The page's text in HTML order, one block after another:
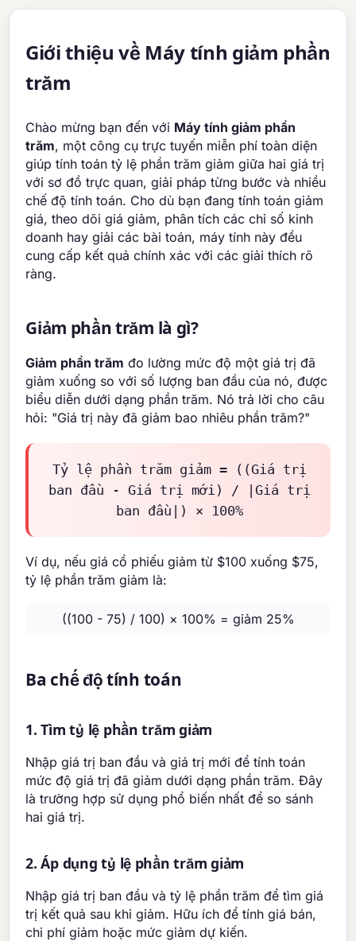
Giới thiệu về Máy tính giảm phần
trăm
Chào mừng bạn đến với Máy tính giảm phần
trăm, một công cụ trực tuyến miễn phí toàn diện
giúp tính toán tỷ lệ phần trăm giảm giữa hai giá trị
với sơ đồ trực quan, giải pháp từng bước và nhiều
chế độ tính toán. Cho dù bạn đang tính toán giảm
giá, theo dõi giá giảm, phân tích các chỉ số kinh
doanh hay giải các bài toán, máy tính này đều
cung cấp kết quả chính xác với các giải thích rõ
ràng.
Giảm phần trăm là gì?
Giảm phần trăm đo lường mức độ một giá trị đã
giảm xuống so với số lượng ban đầu của nó, được
biểu diễn dưới dạng phần trăm. Nó trả lời cho câu
hỏi: "Giá trị này đã giảm bao nhiêu phần trăm?"
Tỷ lệ phần trăm giảm = ((Giá trị
ban đầu - Giá trị mới) / |Giá trị
ban đầu|) × 100%
Ví dụ, nếu giá cổ phiếu giảm từ $100 xuống $75,
tỷ lệ phần trăm giảm là:
((100 - 75) / 100) × 100% = giảm 25%
Ba chế độ tính toán
1. Tìm tỷ lệ phần trăm giảm
Nhập giá trị ban đầu và giá trị mới để tính toán
mức độ giá trị đã giảm dưới dạng phần trăm. Đây
là trường hợp sử dụng phổ biến nhất để so sánh
hai giá trị.
2. Áp dụng tỷ lệ phần trăm giảm
Nhập giá trị ban đầu và tỷ lệ phần trăm để tìm giá
trị kết quả sau khi giảm. Hữu ích để tính giá bán,
chi phí giảm hoặc mức giảm dự kiến.